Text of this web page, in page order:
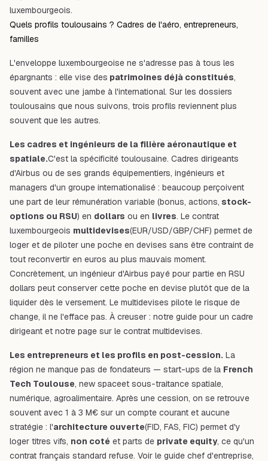
luxembourgeois.
Quels profils toulousains ? Cadres de l'aéro, entrepreneurs,
familles
L'enveloppe luxembourgeoise ne s'adresse pas à tous les
épargnants : elle vise des patrimoines déjà constitués,
souvent avec une jambe à l'international. Sur les dossiers
toulousains que nous suivons, trois profils reviennent plus
souvent que les autres.
Les cadres et ingénieurs de la filière aéronautique et
spatiale.C'est la spécificité toulousaine. Cadres dirigeants
d'Airbus ou de ses grands équipementiers, ingénieurs et
managers d'un groupe internationalisé : beaucoup perçoivent
une part de leur rémunération variable (bonus, actions, stock-
options ou RSU) en dollars ou en livres. Le contrat
luxembourgeois multidevises(EUR/USD/GBP/CHF) permet de
loger et de piloter une poche en devises sans être contraint de
tout reconvertir en euros au plus mauvais moment.
Concrètement, un ingénieur d'Airbus payé pour partie en RSU
dollars peut conserver cette poche en devise plutôt que de la
liquider dès le versement. Le multidevises pilote le risque de
change, il ne l'efface pas. À creuser : notre guide pour un cadre
dirigeant et notre page sur le contrat multidevises.
Les entrepreneurs et les profils en post-cession. La
région ne manque pas de fondateurs — start-ups de la French
Tech Toulouse, new spaceet sous-traitance spatiale,
numérique, agroalimentaire. Après une cession, on se retrouve
souvent avec 1 à 3 M€ sur un compte courant et aucune
stratégie : l'architecture ouverte(FID, FAS, FIC) permet d'y
loger titres vifs, non coté et parts de private equity, ce qu'un
contrat français standard refuse. Voir le guide chef d'entreprise,